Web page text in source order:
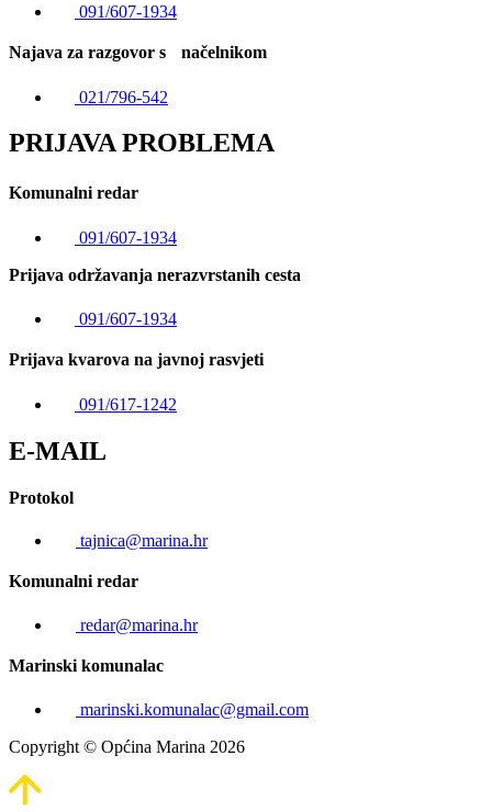
091/607-1934
Najava za razgovor s načelnikom
021/796-542
PRIJAVA PROBLEMA
Komunalni redar
091/607-1934
Prijava održavanja nerazvrstanih cesta
091/607-1934
Prijava kvarova na javnoj rasvjeti
091/617-1242
E-MAIL
Protokol
tajnica@marina.hr
Komunalni redar
redar@marina.hr
Marinski komunalac
marinski.komunalac@gmail.com
Copyright © Općina Marina 2026